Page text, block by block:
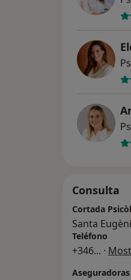
Consulta
Cortada
Santa
Teléfono
+346... ·
Aseguradoras